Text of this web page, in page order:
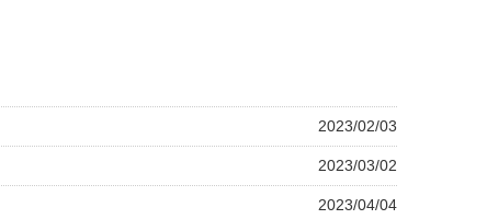
2023/02/03
2023/03/02
2023/04/04